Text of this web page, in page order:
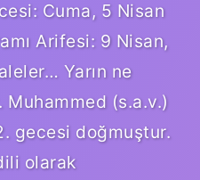
Cuma, 5 Nisan
Arifesi: 9 Nisan,
Yarın ne
Muhammed (s.a.v.)
gecesi doğmuştur.
olarak